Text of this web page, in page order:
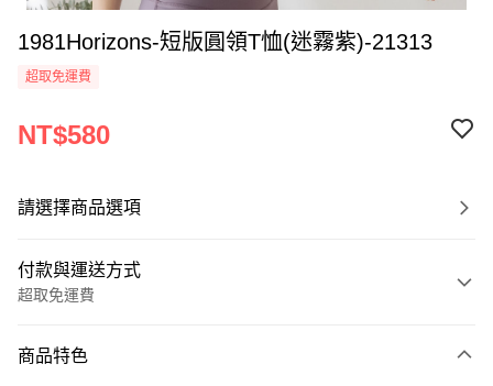
1981Horizons-短版圓領T恤(迷霧紫)-21313
超取免運費
NT$580
請選擇商品選項
付款與運送方式
超取免運費
信用卡一次付款
商品特色